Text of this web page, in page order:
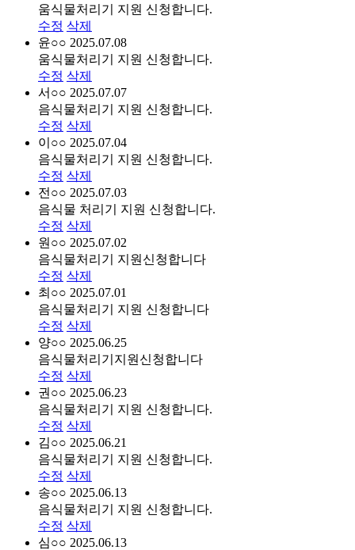
움식물처리기 지원 신청합니다.
수정 삭제
윤○○ 2025.07.08
움식물처리기 지원 신청합니다.
수정 삭제
서○○ 2025.07.07
음식물처리기 지원 신청합니다.
수정 삭제
이○○ 2025.07.04
음식물처리기 지원 신청합니다.
수정 삭제
전○○ 2025.07.03
음식물 처리기 지원 신청합니다.
수정 삭제
원○○ 2025.07.02
음식물처리기 지원신청합니다
수정 삭제
최○○ 2025.07.01
음식물처리기 지원 신청합니다
수정 삭제
양○○ 2025.06.25
음식물처리기지원신청합니다
수정 삭제
권○○ 2025.06.23
음식물처리기 지원 신청합니다.
수정 삭제
김○○ 2025.06.21
음식물처리기 지원 신청합니다.
수정 삭제
송○○ 2025.06.13
음식물처리기 지원 신청합니다.
수정 삭제
심○○ 2025.06.13